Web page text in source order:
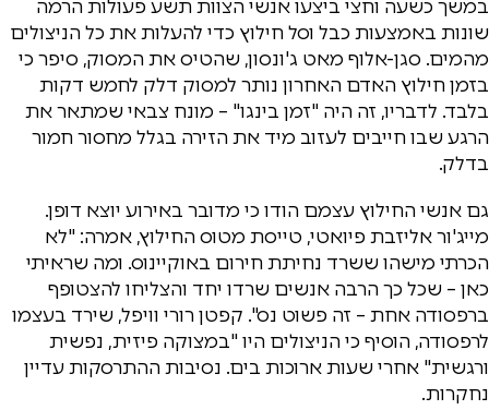
במשך כשעה וחצי ביצעו אנשי הצוות תשע פעולות הרמה
שונות באמצעות כבל וסל חילוץ כדי להעלות את כל הניצולים
מהמים. סגן-אלוף מאט ג'ונסון, שהטיס את המסוק, סיפר כי
בזמן חילוץ האדם האחרון נותר למסוק דלק לחמש דקות
בלבד. לדבריו, זה היה "זמן בינגו" – מונח צבאי שמתאר את
הרגע שבו חייבים לעזוב מיד את הזירה בגלל מחסור חמור
בדלק.
גם אנשי החילוץ עצמם הודו כי מדובר באירוע יוצא דופן.
מייג'ור אליזבת פיואטי, טייסת מטוס החילוץ, אמרה: "לא
הכרתי מישהו ששרד נחיתת חירום באוקיינוס. ומה שראיתי
כאן – שכל כך הרבה אנשים שרדו יחד והצליחו להצטופף
ברפסודה אחת – זה פשוט נס". קפטן רורי וויפל, שירד בעצמו
לרפסודה, הוסיף כי הניצולים היו "במצוקה פיזית, נפשית
ורגשית" אחרי שעות ארוכות בים. נסיבות ההתרסקות עדיין
נחקרות.